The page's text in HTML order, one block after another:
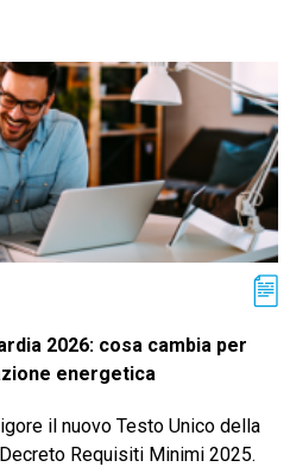
2026: cosa cambia per
energetica
il nuovo Testo Unico della
Requisiti Minimi 2025.